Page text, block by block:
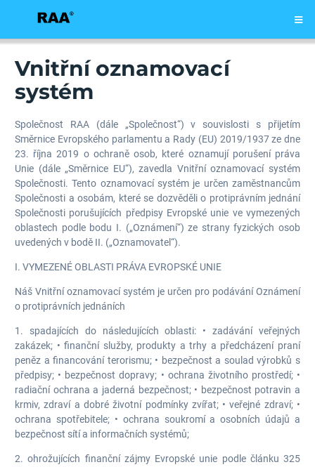
Vnitřní oznamovací
systém
Společnost RAA (dále „Společnost“) v souvislosti s přijetím
Směrnice Evropského parlamentu a Rady (EU) 2019/1937 ze dne
23. října 2019 o ochraně osob, které oznamují porušení práva
Unie (dále „Směrnice EU“), zavedla Vnitřní oznamovací systém
Společnosti. Tento oznamovací systém je určen zaměstnancům
Společnosti a osobám, které se dozvěděli o protiprávním jednání
Společnosti porušujících předpisy Evropské unie ve vymezených
oblastech podle bodu I. („Oznámení“) ze strany fyzických osob
uvedených v bodě II. („Oznamovatel“).
I. VYMEZENÉ OBLASTI PRÁVA EVROPSKÉ UNIE
Náš Vnitřní oznamovací systém je určen pro podávání Oznámení
o protiprávních jednáních
1. spadajících do následujících oblasti: • zadávání veřejných
zakázek; • finanční služby, produkty a trhy a předcházení praní
peněz a financování terorismu; • bezpečnost a soulad výrobků s
předpisy; • bezpečnost dopravy; • ochrana životního prostředí; •
radiační ochrana a jaderná bezpečnost; • bezpečnost potravin a
krmiv, zdraví a dobré životní podmínky zvířat; • veřejné zdraví; •
ochrana spotřebitele; • ochrana soukromí a osobních údajů a
bezpečnost sítí a informačních systémů;
2. ohrožujících finanční zájmy Evropské unie podle článku 325